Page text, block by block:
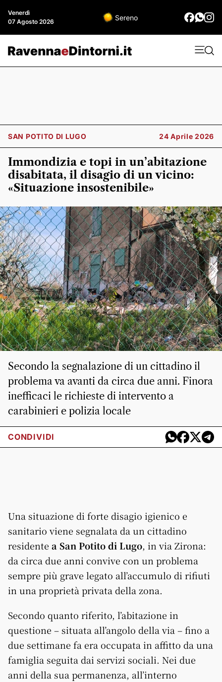
Venerdì
07 Agosto 2026
Sereno
SAN POTITO DI LUGO 24 Aprile 2026
Immondizia e topi in un’abitazione
disabitata, il disagio di un vicino:
«Situazione insostenibile»
Secondo la segnalazione di un cittadino il
problema va avanti da circa due anni. Finora
inefficaci le richieste di intervento a
carabinieri e polizia locale
CONDIVIDI
Una situazione di forte disagio igienico e
sanitario viene segnalata da un cittadino
residente a San Potito di Lugo, in via Zirona:
da circa due anni convive con un problema
sempre più grave legato all’accumulo di rifiuti
in una proprietà privata della zona.
Secondo quanto riferito, l’abitazione in
questione – situata all’angolo della via – fino a
due settimane fa era occupata in affitto da una
famiglia seguita dai servizi sociali. Nei due
anni della sua permanenza, all’interno